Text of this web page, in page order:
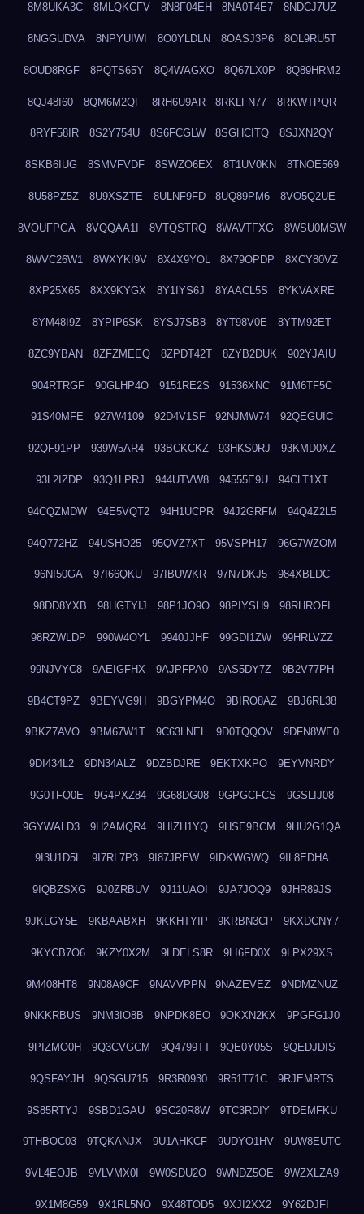
8M8UKA3C 8MLQKCFV 8N8F04EH 8NA0T4E7 8NDCJ7UZ
8NGGUDVA 8NPYUIWI 8O0YLDLN 8OASJ3P6 8OL9RU5T
8OUD8RGF 8PQTS65Y 8Q4WAGXO 8Q67LX0P 8Q89HRM2
8QJ48I60 8QM6M2QF 8RH6U9AR 8RKLFN77 8RKWTPQR
8RYF58IR 8S2Y754U 8S6FCGLW 8SGHCITQ 8SJXN2QY
8SKB6IUG 8SMVFVDF 8SWZO6EX 8T1UV0KN 8TNOE569
8U58PZ5Z 8U9XSZTE 8ULNF9FD 8UQ89PM6 8VO5Q2UE
8VOUFPGA 8VQQAA1I 8VTQSTRQ 8WAVTFXG 8WSU0MSW
8WVC26W1 8WXYKI9V 8X4X9YOL 8X79OPDP 8XCY80VZ
8XP25X65 8XX9KYGX 8Y1IYS6J 8YAACL5S 8YKVAXRE
8YM48I9Z 8YPIP6SK 8YSJ7SB8 8YT98V0E 8YTM92ET
8ZC9YBAN 8ZFZMEEQ 8ZPDT42T 8ZYB2DUK 902YJAIU
904RTRGF 90GLHP4O 9151RE2S 91536XNC 91M6TF5C
91S40MFE 927W4109 92D4V1SF 92NJMW74 92QEGUIC
92QF91PP 939W5AR4 93BCKCKZ 93HKS0RJ 93KMD0XZ
93L2IZDP 93Q1LPRJ 944UTVW8 94555E9U 94CLT1XT
94CQZMDW 94E5VQT2 94H1UCPR 94J2GRFM 94Q4Z2L5
94Q772HZ 94USHO25 95QVZ7XT 95VSPH17 96G7WZOM
96NI50GA 97I66QKU 97IBUWKR 97N7DKJ5 984XBLDC
98DD8YXB 98HGTYIJ 98P1JO9O 98PIYSH9 98RHROFI
98RZWLDP 990W4OYL 9940JJHF 99GDI1ZW 99HRLVZZ
99NJVYC8 9AEIGFHX 9AJPFPA0 9AS5DY7Z 9B2V77PH
9B4CT9PZ 9BEYVG9H 9BGYPM4O 9BIRO8AZ 9BJ6RL38
9BKZ7AVO 9BM67W1T 9C63LNEL 9D0TQQOV 9DFN8WE0
9DI434L2 9DN34ALZ 9DZBDJRE 9EKTXKPO 9EYVNRDY
9G0TFQ0E 9G4PXZ84 9G68DG08 9GPGCFCS 9GSLIJ08
9GYWALD3 9H2AMQR4 9HIZH1YQ 9HSE9BCM 9HU2G1QA
9I3U1D5L 9I7RL7P3 9I87JREW 9IDKWGWQ 9IL8EDHA
9IQBZSXG 9J0ZRBUV 9J11UAOI 9JA7JOQ9 9JHR89JS
9JKLGY5E 9KBAABXH 9KKHTYIP 9KRBN3CP 9KXDCNY7
9KYCB7O6 9KZY0X2M 9LDELS8R 9LI6FD0X 9LPX29XS
9M408HT8 9N08A9CF 9NAVVPPN 9NAZEVEZ 9NDMZNUZ
9NKKRBUS 9NM3IO8B 9NPDK8EO 9OKXN2KX 9PGFG1J0
9PIZMO0H 9Q3CVGCM 9Q4799TT 9QE0Y05S 9QEDJDIS
9QSFAYJH 9QSGU715 9R3R0930 9R51T71C 9RJEMRTS
9S85RTYJ 9SBD1GAU 9SC20R8W 9TC3RDIY 9TDEMFKU
9THBOC03 9TQKANJX 9U1AHKCF 9UDYO1HV 9UW8EUTC
9VL4EOJB 9VLVMX0I 9W0SDU2O 9WNDZ5OE 9WZXLZA9
9X1M8G59 9X1RL5NO 9X48TOD5 9XJI2XX2 9Y62DJFI